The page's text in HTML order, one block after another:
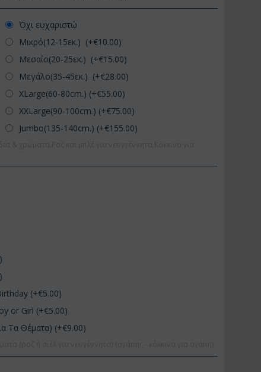
Όχι ευχαριστώ
Μικρό(12-15εκ.) (+€10.00)
Μεσαίο(20-25εκ.) (+€15.00)
Μεγάλο(35-45εκ.) (+€28.00)
XLarge(60-80cm.) (+€55.00)
XXLarge(90-100cm.) (+€75.00)
Jumbo(135-140cm.) (+€155.00)
)
)
(+€5.00)
or Girl (+€5.00)
Τα Θέματα) (+€9.00)